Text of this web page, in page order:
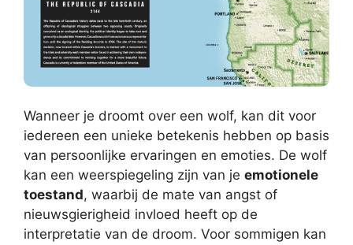
Wanneer je droomt over een wolf, kan dit voor
iedereen een unieke betekenis hebben op basis
van persoonlijke ervaringen en emoties. De wolf
kan een weerspiegeling zijn van je emotionele
toestand, waarbij de mate van angst of
nieuwsgierigheid invloed heeft op de
interpretatie van de droom. Voor sommigen kan